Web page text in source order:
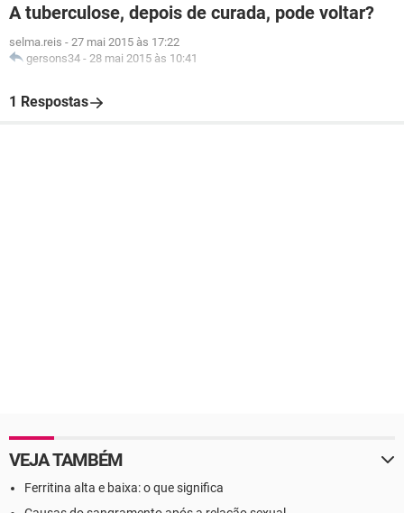
A tuberculose, depois de curada, pode voltar?
selma.reis - 27 mai 2015 às 17:22
gersons34 - 28 mai 2015 às 10:41
1 Respostas
VEJA TAMBÉM
Ferritina alta e baixa: o que significa